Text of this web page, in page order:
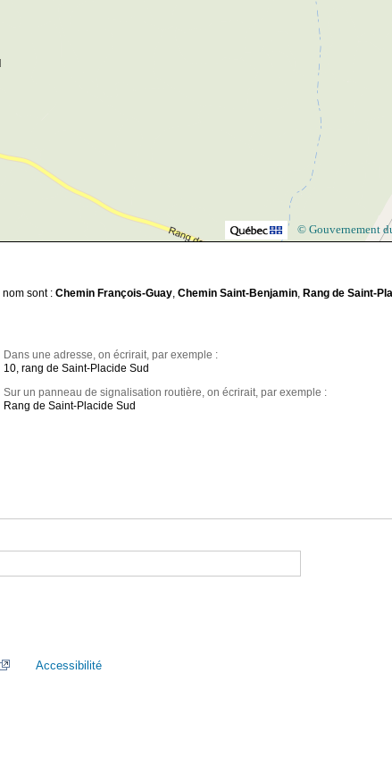
© Gouvernement
sont : Chemin François-Guay, Chemin Saint-Benjamin, Rang de Saint-
Dans une adresse, on écrirait, par exemple :
10, rang de Saint-Placide Sud
Sur un panneau de signalisation routière, on écrirait, par exemple :
Rang de Saint-Placide Sud
Accessibilité